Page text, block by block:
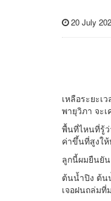
20 July
เหลือระยะเ
พายุวิภา จะ
พื้นที่ไหนที่รู้ว่
ค่าขึ้นที่สูงใ
ลูกนี้ผมยืนยั
ต้นน้ำปิง ต้น
เจอฝนถล่มที่